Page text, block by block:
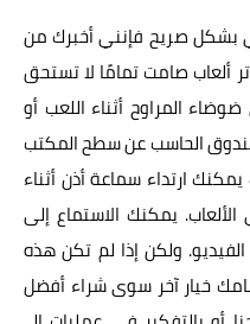
بشكل صريح فإنني أخبرك من
ألعاب صامت تمامًا لا تستحق
المراوح أثناء اللعب أو
الحاسب عن سطح المكتب
ارتداء سماعة أذن أثناء
يمكنك الاستماع إلى
ولكن إذا لم تكن هذه
خيار آخر سوى شراء أفضل